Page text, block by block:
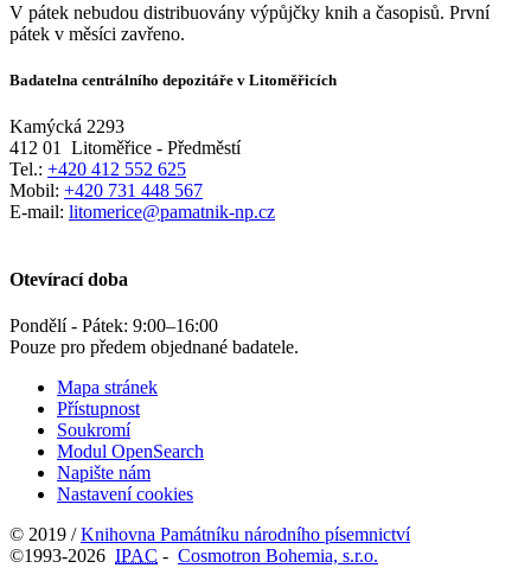
V pátek nebudou distribuovány výpůjčky knih a časopisů. První
pátek v měsíci zavřeno.
Badatelna centrálního depozitáře v Litoměřicích
Kamýcká 2293
412 01
Litoměřice - Předměstí
Tel.: +420 412 552 625
Mobil: +420 731 448 567
E-mail: litomerice@pamatnik-np.cz
Otevírací doba
Pondělí - Pátek: 9:00–16:00
Pouze pro předem objednané badatele.
Mapa stránek
Přístupnost
Soukromí
Modul OpenSearch
Napište nám
Nastavení cookies
© 2019 /Knihovna Památníku národního písemnictví
©1993-2026 IPAC - Cosmotron Bohemia, s.r.o.